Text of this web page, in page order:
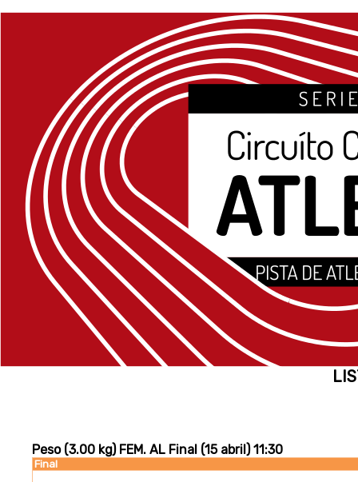
Final
Peso (3.00 kg) FEM. AL Final (15 abril) 11:30